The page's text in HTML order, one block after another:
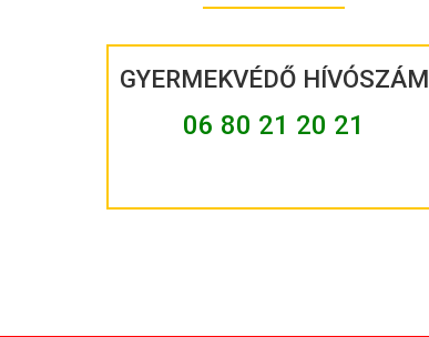
GYERMEKVÉDŐ HÍVÓSZÁM
06 80 21 20 21